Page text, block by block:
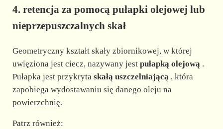
4. retencja za pomocą pułapki olejowej lub
nieprzepuszczalnych skał
Geometryczny kształt skały zbiornikowej, w której
uwięziona jest ciecz, nazywany jest pułapką olejową.
Pułapka jest przykryta skałą uszczelniającą, która
zapobiega wydostawaniu się danego oleju na
powierzchnię.
Patrz również: